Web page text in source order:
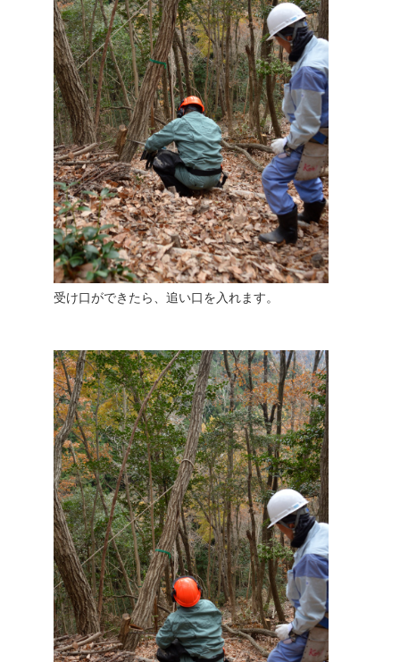
受け口ができたら、追い口を入れます。